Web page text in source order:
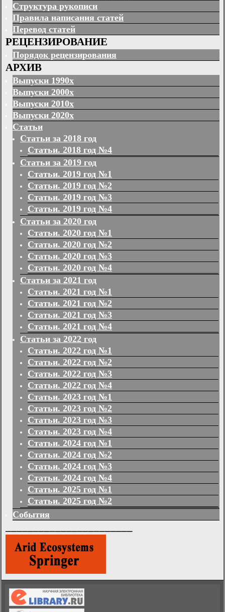
Структура рукописи
Правила написания статей
Перевод статей
РЕЦЕНЗИРОВАНИЕ
Порядок рецензирования
АРХИВ
Выпуски 1990х
Выпуски 2000х
Выпуски 2010х
Выпуски 2020х
Статьи
Статьи за 2018 год
Статьи. 2018 год №4
Статьи за 2019 год
Статьи. 2019 год №1
Статьи. 2019 год №2
Статьи. 2019 год №3
Статьи. 2019 год №4
Статьи за 2020 год
Статьи. 2020 год №1
Статьи. 2020 год №2
Статьи. 2020 год №3
Статьи. 2020 год №4
Статьи за 2021 год
Статьи. 2021 год №1
Статьи. 2021 год №2
Статьи. 2021 год №3
Статьи. 2021 год №4
Статьи за 2022 год
Статьи. 2022 год №1
Статьи. 2022 год №2
Статьи. 2022 год №3
Статьи. 2022 год №4
Статьи. 2023 год №1
Статьи. 2023 год №2
Статьи. 2023 год №3
Статьи. 2023 год №4
Статьи. 2024 год №1
Статьи. 2024 год №2
Статьи. 2024 год №3
Статьи. 2024 год №4
Статьи. 2025 год №1
Статьи. 2025 год №2
События